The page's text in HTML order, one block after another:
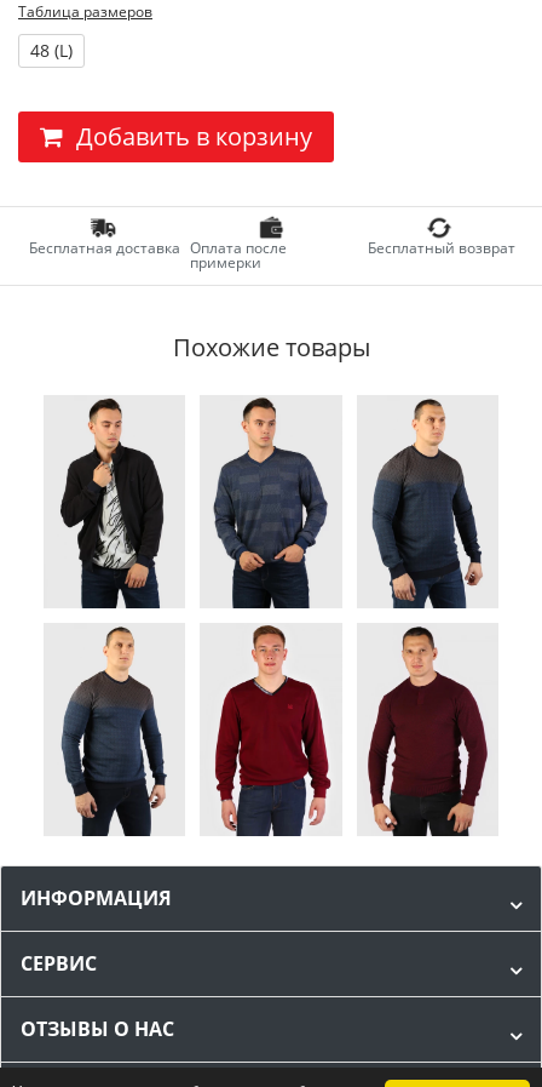
Таблица размеров
48 (L)
Добавить в корзину
Бесплатная доставка Оплата после
примерки
Бесплатный возврат
Похожие товары
ИНФОРМАЦИЯ
СЕРВИС
ОТЗЫВЫ О НАС